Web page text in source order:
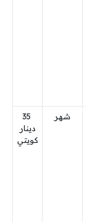
شهر
35
دينار
كويتي